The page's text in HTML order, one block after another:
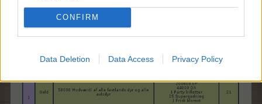
CONFIRM
Data Deletion Data Access Privacy Policy